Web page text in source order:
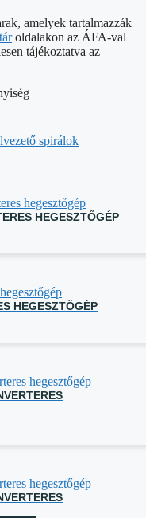
amelyek tartalmazzák
oldalakon az ÁFA-val
tájékoztatva az
spirálok
HEGESZTŐGÉP
HEGESZTŐGÉP